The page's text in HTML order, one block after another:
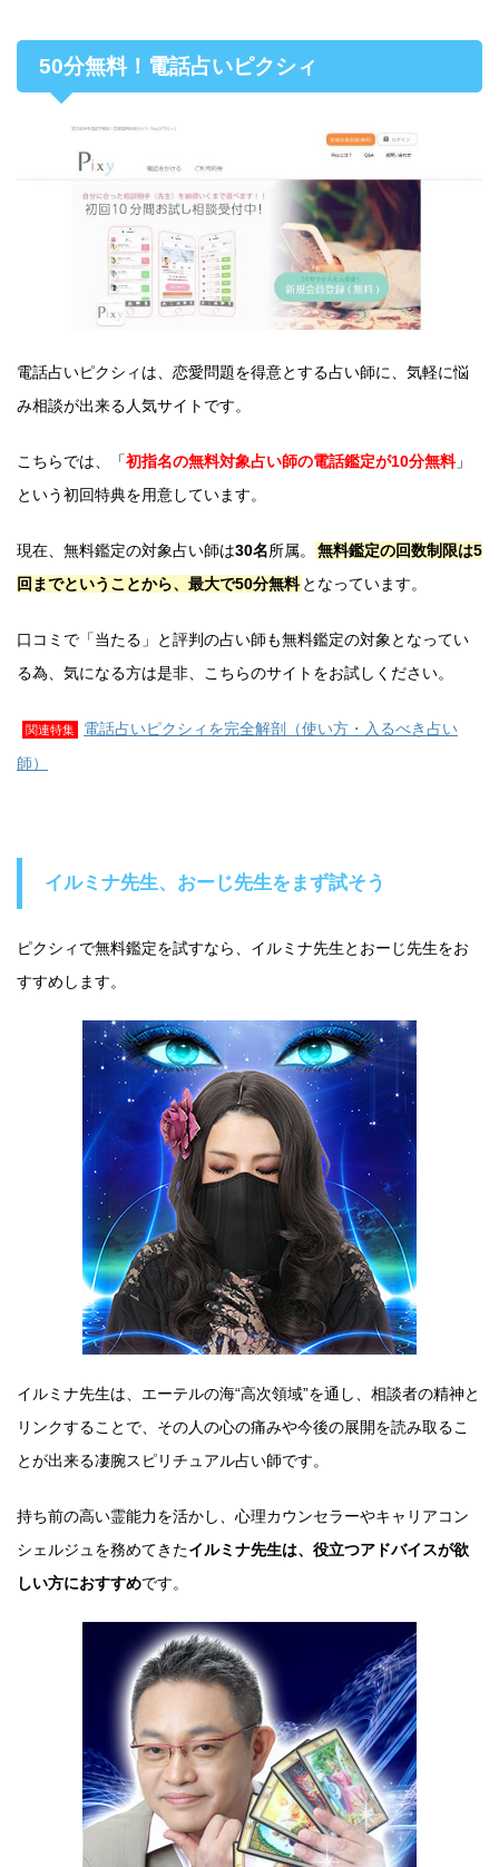
50分無料！電話占いピクシィ
電話占いピクシィは、恋愛問題を得意とする占い師に、気軽に悩
み相談が出来る人気サイトです。
こちらでは、「初指名の無料対象占い師の電話鑑定が10分無料」
という初回特典を用意しています。
現在、無料鑑定の対象占い師は30名所属。
無料鑑定の回数制限は5
回までということから、最大で50分無料 となっています。
口コミで「当たる」と評判の占い師も無料鑑定の対象となってい
る為、気になる方は是非、こちらのサイトをお試しください。
関連特集
電話占いピクシィを完全解剖（使い方・入るべき占い
師）
イルミナ先生、おーじ先生をまず試そう
ピクシィで無料鑑定を試すなら、イルミナ先生とおーじ先生をお
すすめします。
イルミナ先生は、エーテルの海“高次領域”を通し、相談者の精神と
リンクすることで、その人の心の痛みや今後の展開を読み取るこ
とが出来る凄腕スピリチュアル占い師です。
持ち前の高い霊能力を活かし、心理カウンセラーやキャリアコン
シェルジュを務めてきたイルミナ先生は、役立つアドバイスが欲
しい方におすすめです。